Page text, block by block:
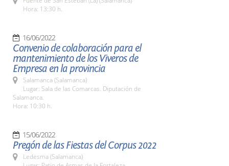
Hora: 13:30 h.
16/06/2022
Convenio de colaboración para el
mantenimiento de los Viveros de
Empresa en la provincia
Salamanca (Salamanca)
Lugar: Sala de las Comarcas. Diputación de
Salamanca.
Hora: 10:30 h.
15/06/2022
Pregón de las Fiestas del Corpus 2022
Ledesma (Salamanca)